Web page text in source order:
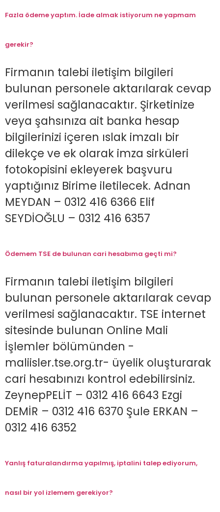
Fazla ödeme yaptım. İade almak istiyorum ne yapmam
gerekir?
Firmanın talebi iletişim bilgileri
bulunan personele aktarılarak cevap
verilmesi sağlanacaktır. Şirketinize
veya şahsınıza ait banka hesap
bilgilerinizi içeren ıslak imzalı bir
dilekçe ve ek olarak imza sirküleri
fotokopisini ekleyerek başvuru
yaptığınız Birime iletilecek. Adnan
MEYDAN – 0312 416 6366 Elif
SEYDİOĞLU – 0312 416 6357
Ödemem TSE de bulunan cari hesabıma geçti mi?
Firmanın talebi iletişim bilgileri
bulunan personele aktarılarak cevap
verilmesi sağlanacaktır. TSE internet
sitesinde bulunan Online Mali
İşlemler bölümünden -
maliisler.tse.org.tr- üyelik oluşturarak
cari hesabınızı kontrol edebilirsiniz.
ZeynepPELİT – 0312 416 6643 Ezgi
DEMİR – 0312 416 6370 Şule ERKAN –
0312 416 6352
Yanlış faturalandırma yapılmış, iptalini talep ediyorum,
nasıl bir yol izlemem gerekiyor?